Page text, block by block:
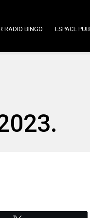
RADIO BINGO ESPACE PUB